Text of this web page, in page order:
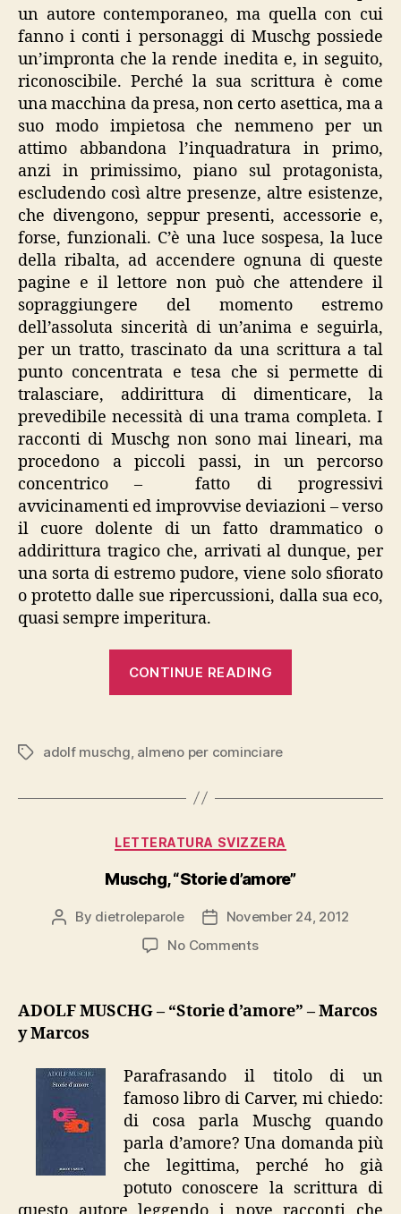
un autore contemporaneo, ma quella con cui
fanno i conti i personaggi di Muschg possiede
un’impronta che la rende inedita e, in seguito,
riconoscibile. Perché la sua scrittura è come
una macchina da presa, non certo asettica, ma a
suo modo impietosa che nemmeno per un
attimo abbandona l’inquadratura in primo,
anzi in primissimo, piano sul protagonista,
escludendo così altre presenze, altre esistenze,
che divengono, seppur presenti, accessorie e,
forse, funzionali. C’è una luce sospesa, la luce
della ribalta, ad accendere ognuna di queste
pagine e il lettore non può che attendere il
sopraggiungere del momento estremo
dell’assoluta sincerità di un’anima e seguirla,
per un tratto, trascinato da una scrittura a tal
punto concentrata e tesa che si permette di
tralasciare, addirittura di dimenticare, la
prevedibile necessità di una trama completa. I
racconti di Muschg non sono mai lineari, ma
procedono a piccoli passi, in un percorso
concentrico – fatto di progressivi
avvicinamenti ed improvvise deviazioni – verso
il cuore dolente di un fatto drammatico o
addirittura tragico che, arrivati al dunque, per
una sorta di estremo pudore, viene solo sfiorato
o protetto dalle sue ripercussioni, dalla sua eco,
quasi sempre imperitura.
CONTINUE READING
Tagsadolf muschg almeno per cominciare
Categories
LETTERATURA SVIZZERA
Muschg, “Storie d’amore”
Post
By dietroleparole
PostNovember 24, 2012
No Commentson
d’amore”
ADOLF MUSCHG – “Storie d’amore” – Marcos
y Marcos
Parafrasando il titolo di un
famoso libro di Carver, mi chiedo:
di cosa parla Muschg quando
parla d’amore? Una domanda più
che legittima, perché ho già
potuto conoscere la scrittura di